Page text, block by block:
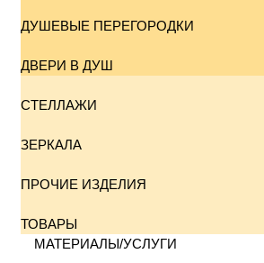
ДУШЕВЫЕ ПЕРЕГОРОДКИ
ДВЕРИ В ДУШ
СТЕЛЛАЖИ
ЗЕРКАЛА
ПРОЧИЕ ИЗДЕЛИЯ
ТОВАРЫ
МАТЕРИАЛЫ/УСЛУГИ